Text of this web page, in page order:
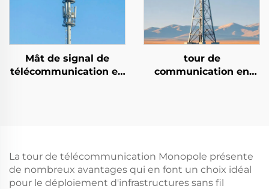
Mât de signal de
télécommunication en
tour de
communication en
La tour de télécommunication Monopole présente
de nombreux avantages qui en font un choix idéal
pour le déploiement d'infrastructures sans fil